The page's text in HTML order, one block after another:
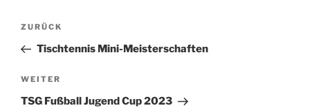
Beitragsnavigation
Vorheriger
Beitrag
ZURÜCK
Tischtennis Mini-Meisterschaften
Nächster
Beitrag
WEITER
TSG Fußball Jugend Cup 2023